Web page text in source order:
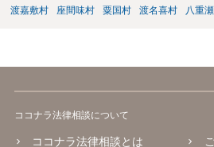
渡嘉敷村
座間味村 粟国村 渡名喜村 八重
ココナラ法律相談について
ココナラ法律相談とは